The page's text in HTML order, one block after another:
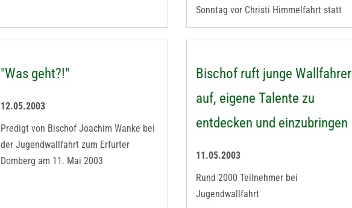
Sonntag vor Christi Himmelfahrt statt
"Was geht?!"
12.05.2003
Predigt von Bischof Joachim Wanke bei
der Jugendwallfahrt zum Erfurter
Domberg am 11. Mai 2003
Bischof ruft junge Wallfahrer
auf, eigene Talente zu
entdecken und einzubringen
11.05.2003
Rund 2000 Teilnehmer bei
Jugendwallfahrt